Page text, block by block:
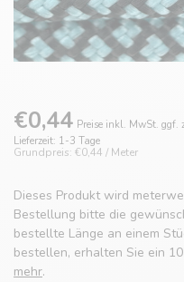
€0,44 Preise inkl. MwSt. ggf.
Lieferzeit: 1-3 Tage
Grundpreis: €0,44 / Meter
Dieses Produkt wird
Bestellung bitte die
bestellte Länge an einem
bestellen, erhalten Sie ein
mehr.